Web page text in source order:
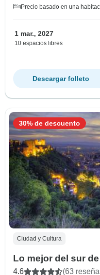
Precio basado en una
1 mar., 2027
10 espacios libres
Descargar folleto
Ciudad y Cultura
Lo mejor del sur
4.6 (63
30% de descuento